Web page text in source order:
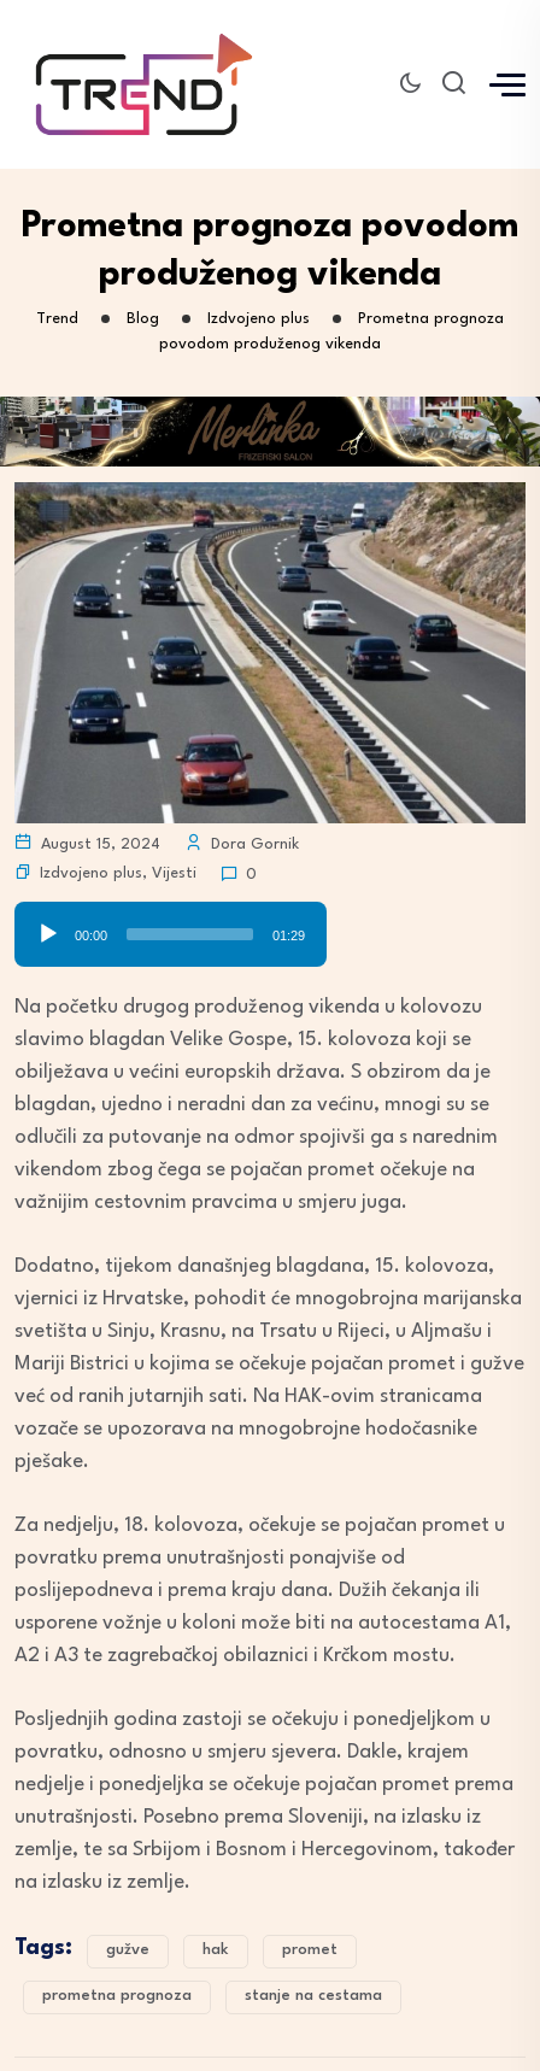
Prometna prognoza povodom
produženog vikenda
Trend Blog Izdvojeno plus
Prometna prognoza
povodom produženog vikenda
August 15, 2024
Dora Gornik
Izdvojeno plus, Vijesti 0
Audio
Player
00:00 01:29
Na početku drugog produženog vikenda u kolovozu
slavimo blagdan Velike Gospe, 15. kolovoza koji se
obilježava u većini europskih država. S obzirom da je
blagdan, ujedno i neradni dan za većinu, mnogi su se
odlučili za putovanje na odmor spojivši ga s narednim
vikendom zbog čega se pojačan promet očekuje na
važnijim cestovnim pravcima u smjeru juga.
Dodatno, tijekom današnjeg blagdana, 15. kolovoza,
vjernici iz Hrvatske, pohodit će mnogobrojna marijanska
svetišta u Sinju, Krasnu, na Trsatu u Rijeci, u Aljmašu i
Mariji Bistrici u kojima se očekuje pojačan promet i gužve
već od ranih jutarnjih sati. Na HAK-ovim stranicama
vozače se upozorava na mnogobrojne hodočasnike
pješake.
Za nedjelju, 18. kolovoza, očekuje se pojačan promet u
povratku prema unutrašnjosti ponajviše od
poslijepodneva i prema kraju dana. Dužih čekanja ili
usporene vožnje u koloni može biti na autocestama A1,
A2 i A3 te zagrebačkoj obilaznici i Krčkom mostu.
Posljednjih godina zastoji se očekuju i ponedjeljkom u
povratku, odnosno u smjeru sjevera. Dakle, krajem
nedjelje i ponedjeljka se očekuje pojačan promet prema
unutrašnjosti. Posebno prema Sloveniji, na izlasku iz
zemlje, te sa Srbijom i Bosnom i Hercegovinom, također
na izlasku iz zemlje.
Tags: gužve hak promet
prometna prognoza stanje na cestama